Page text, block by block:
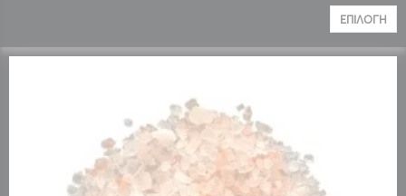
ΕΠΙΛΟΓΉ